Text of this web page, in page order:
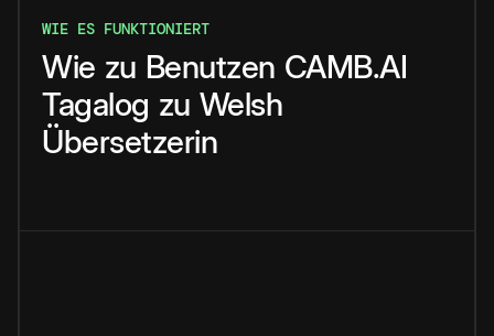
WIE ES FUNKTIONIERT
Wie zu Benutzen CAMB.AI
Tagalog zu Welsh
Übersetzerin